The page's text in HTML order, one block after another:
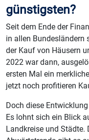
günstigsten?
Seit dem Ende der
in allen Bundesländern
der Kauf von Häusern
2022 war dann,
ersten Mal ein
jetzt noch profitieren
Doch diese
Es lohnt sich ein Blick
Landkreise und Städte.